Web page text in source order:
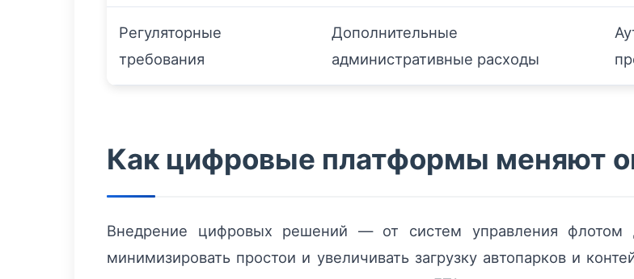
Регуляторные
требования
Дополнительные
административные расходы
Как цифровые платформы меняют
Внедрение цифровых решений — от систем управления флотом
минимизировать простои и увеличивать загрузку автопарков и